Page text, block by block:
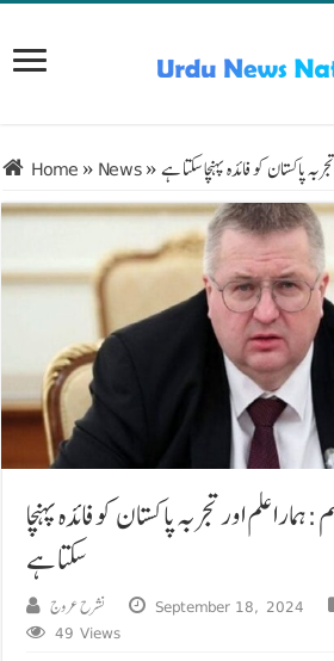
Home » News»پاکستان کو فائدہ پہنچا سکتا ہے
علم اور تجربہ پاکستان کو فائدہ پہنچا
سکتا ہے
نشرح عروج September 18, 2024
49 Views